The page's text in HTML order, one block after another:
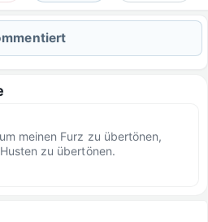
meinen Furz zu übertönen,
zu übertönen.